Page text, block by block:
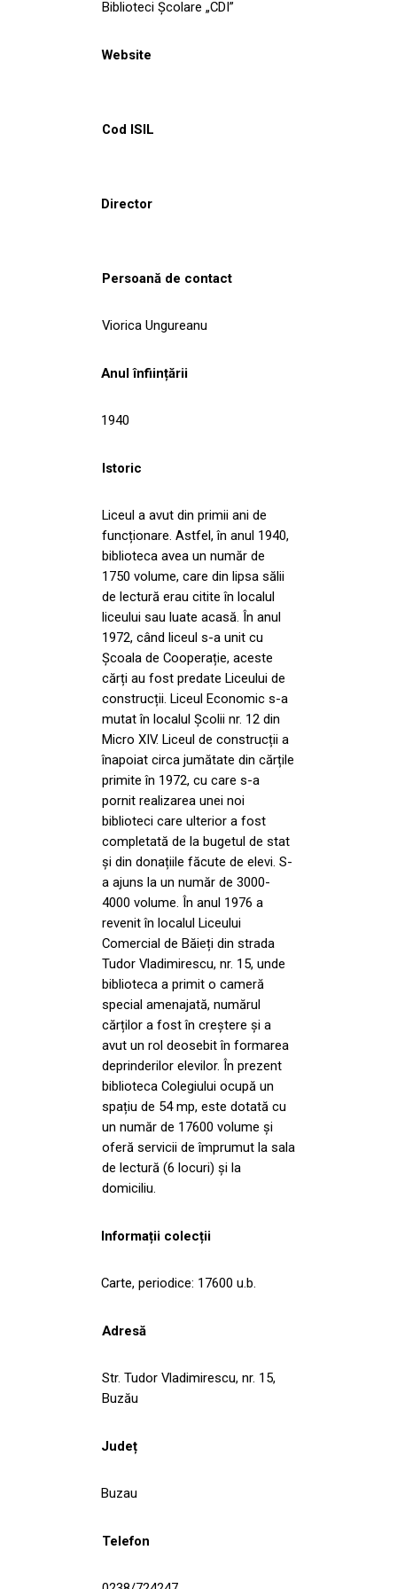
Biblioteci Școlare „CDI”
Website
Cod ISIL
Director
Persoană de contact
Viorica Ungureanu
Anul înființării
1940
Istoric
Liceul a avut din primii ani de
funcționare. Astfel, în anul 1940,
biblioteca avea un număr de
1750 volume, care din lipsa sălii
de lectură erau citite în localul
liceului sau luate acasă. În anul
1972, când liceul s-a unit cu
Școala de Cooperație, aceste
cărți au fost predate Liceului de
construcții. Liceul Economic s-a
mutat în localul Școlii nr. 12 din
Micro XIV. Liceul de construcții a
înapoiat circa jumătate din cărțile
primite în 1972, cu care s-a
pornit realizarea unei noi
biblioteci care ulterior a fost
completată de la bugetul de stat
și din donațiile făcute de elevi. S-
a ajuns la un număr de 3000-
4000 volume. În anul 1976 a
revenit în localul Liceului
Comercial de Băieți din strada
Tudor Vladimirescu, nr. 15, unde
biblioteca a primit o cameră
special amenajată, numărul
cărților a fost în creștere și a
avut un rol deosebit în formarea
deprinderilor elevilor. În prezent
biblioteca Colegiului ocupă un
spațiu de 54 mp, este dotată cu
un număr de 17600 volume și
oferă servicii de împrumut la sala
de lectură (6 locuri) și la
domiciliu.
Informații colecții
Carte, periodice: 17600 u.b.
Adresă
Str. Tudor Vladimirescu, nr. 15,
Buzău
Județ
Buzau
Telefon